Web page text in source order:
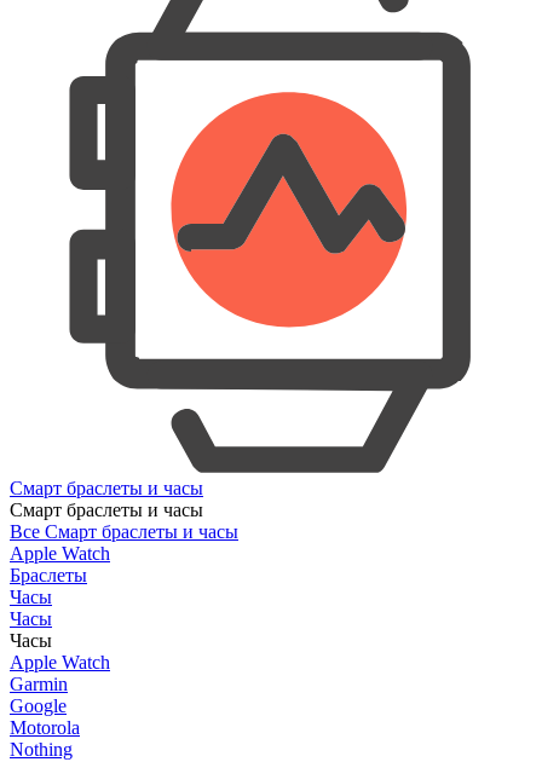
Смарт браслеты и часы
Смарт браслеты и часы
Все Смарт браслеты и часы
Apple Watch
Браслеты
Часы
Часы
Часы
Apple Watch
Garmin
Google
Motorola
Nothing